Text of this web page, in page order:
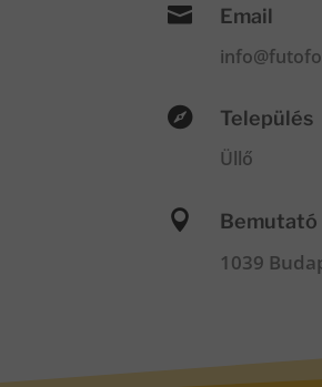
 Email
 Település
Üllő
 Bemutató
1039